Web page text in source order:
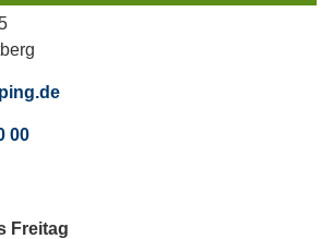
00
Freitag